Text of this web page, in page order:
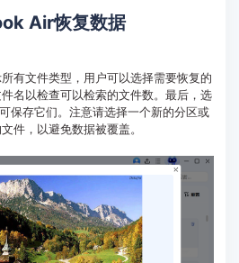
Air恢复数据
有文件类型，用户可以选择需要恢复的
名以检查可以检索的文件数。最后，选
保存它们。注意请选择一个新的分区或
件，以避免数据被覆盖。